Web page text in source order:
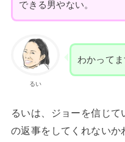
できる男やない。
るい
わかってま
るいは、ジョーを信じ
の返事をしてくれない